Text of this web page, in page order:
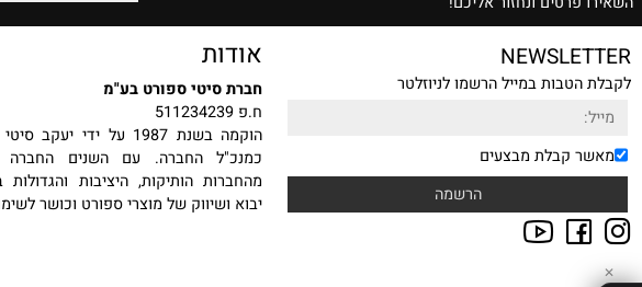
הצעת מחיר משתלמת
ונחזור אליכם!
במייל הרשמו לניוזלטר
קבלת מבצעים
אודות
חברת סיטי ספורט בע"מ
ח.פ 511234239